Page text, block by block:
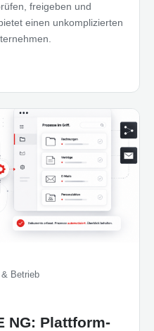
freigeben und
einen unkomplizierten
Betrieb
NG: Plattform-